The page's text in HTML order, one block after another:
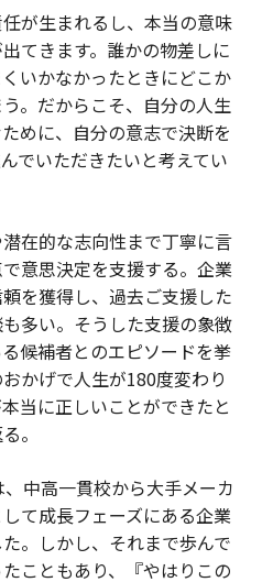
が生まれるし、本当の意味
てきます。誰かの物差しに
いかなかったときにどこか
。だからこそ、自分の人生
めに、自分の意志で決断を
でいただきたいと考えてい
在的な志向性まで丁寧に言
意思決定を支援する。企業
を獲得し、過去ご支援した
多い。そうした支援の象徴
候補者とのエピソードを挙
かげで人生が180度変わり
当に正しいことができたと
。
、中高一貫校から大手メーカ
て成長フェーズにある企業
。しかし、それまで歩んで
こともあり、『やはりこの